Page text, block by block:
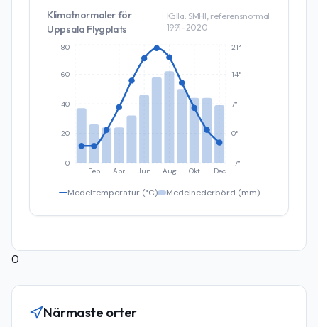
Klimatnormaler för
Uppsala Flygplats
Källa: SMHI, referensnormal
1991–2020
Feb Apr Jun Aug Okt Dec
0
20
40
60
80
-7°
0°
7°
14°
21°
Medeltemperatur (°C) Medelnederbörd (mm)
0
Närmaste orter